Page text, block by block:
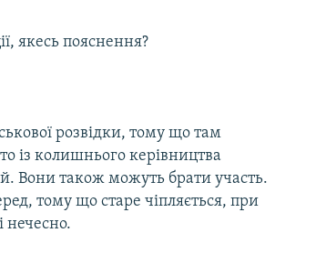
якесь пояснення?
розвідки, тому що там
із колишнього керівництва
Вони також можуть брати участь.
тому що старе чіпляється, при
нечесно.